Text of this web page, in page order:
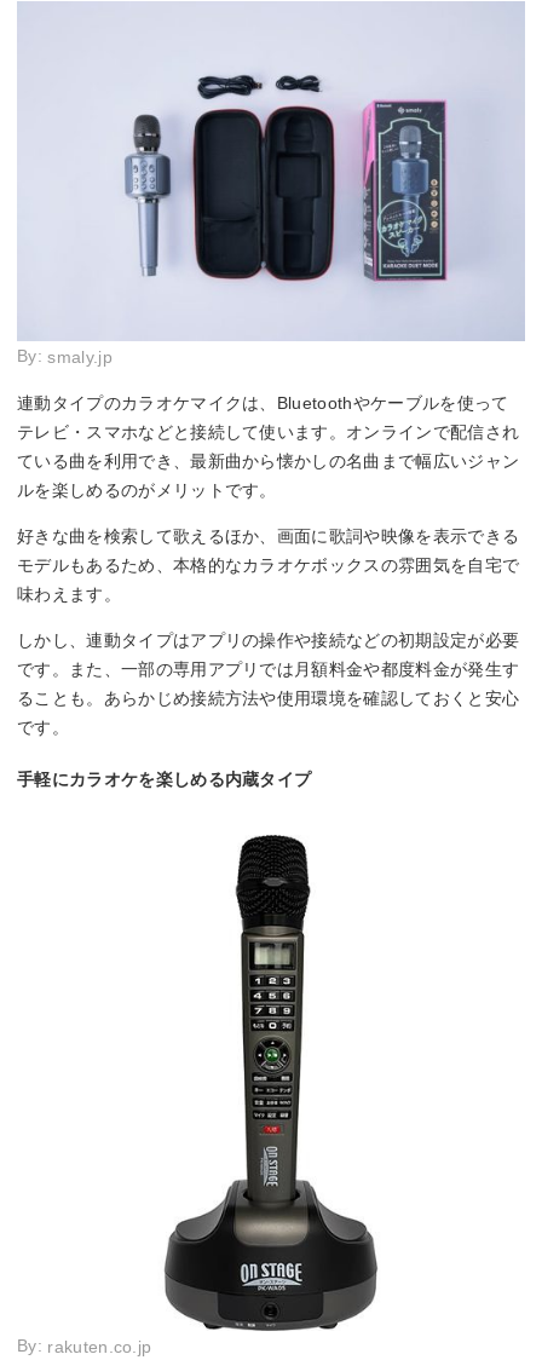
By: smaly.jp
連動タイプのカラオケマイクは、Bluetoothやケーブルを使って
テレビ・スマホなどと接続して使います。オンラインで配信され
ている曲を利用でき、最新曲から懐かしの名曲まで幅広いジャン
ルを楽しめるのがメリットです。
好きな曲を検索して歌えるほか、画面に歌詞や映像を表示できる
モデルもあるため、本格的なカラオケボックスの雰囲気を自宅で
味わえます。
しかし、連動タイプはアプリの操作や接続などの初期設定が必要
です。また、一部の専用アプリでは月額料金や都度料金が発生す
ることも。あらかじめ接続方法や使用環境を確認しておくと安心
です。
手軽にカラオケを楽しめる内蔵タイプ
By: rakuten.co.jp